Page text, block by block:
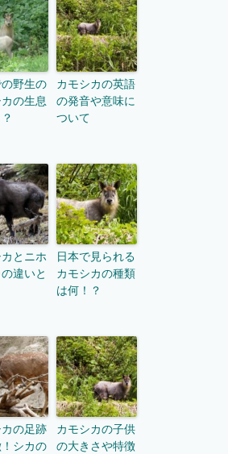
野生の
の生息
カモシカの英語
の発音や意味に
ついて
とニホ
違いと
日本で見られる
カモシカの種類
は何！？
の足跡
シカの
カモシカの子供
の大きさや特徴